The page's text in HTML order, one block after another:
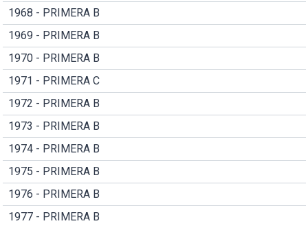
1968 - PRIMERA B
1969 - PRIMERA B
1970 - PRIMERA B
1971 - PRIMERA C
1972 - PRIMERA B
1973 - PRIMERA B
1974 - PRIMERA B
1975 - PRIMERA B
1976 - PRIMERA B
1977 - PRIMERA B